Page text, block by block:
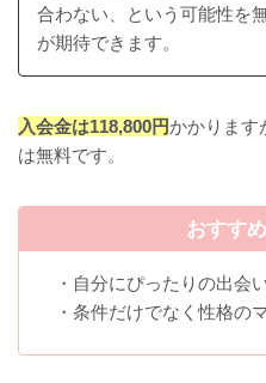
合わない、という可能性を
が期待できます。
入会金は118,800円かかります
は無料です。
おすす
・自分にぴったりの出会
・条件だけでなく性格の